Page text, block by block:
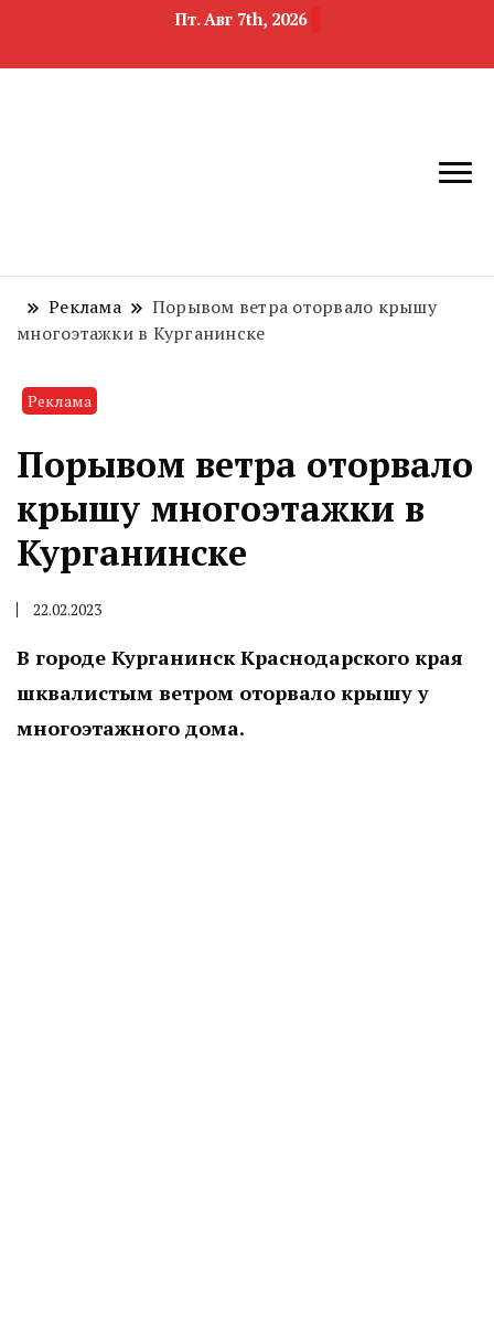
Пт. Авг 7th, 2026
область
Реклама
Порывом ветра оторвало крышу
многоэтажки в Курганинске
Реклама
Порывом ветра оторвало
крышу многоэтажки в
Курганинске
22.02.2023
В городе Курганинск Краснодарского края
шквалистым ветром оторвало крышу у
многоэтажного дома.